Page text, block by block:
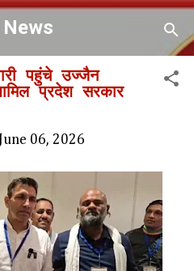
content
पहुंचे उज्जैन
प्रदेश सरकार
June 06, 2026